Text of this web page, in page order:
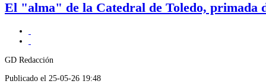
El "alma" de la Catedral de Toledo, primada
GD Redacción
Publicado el 25-05-26 19:48